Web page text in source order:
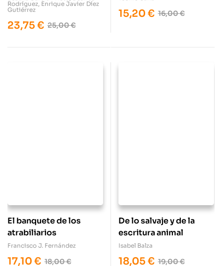
memoria histórica
democrática de las
mujeres
Rodríguez, Enrique Javier Díez
Gutiérrez
25,00€
23,75 €
16,00€
15,20 €
El banquete de los
atrabiliarios
Francisco J. Fernández
18,00€
17,10 €
De lo salvaje y de la
escritura animal
Isabel Balza
19,00€
18,05 €